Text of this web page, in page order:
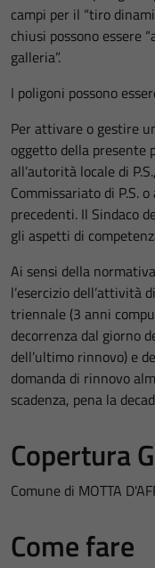
campi per il “tiro
chiusi possono essere
galleria”.
I poligoni possono
Per attivare o gestire
oggetto della presente
all’autorità locale di
Commissariato di P.S.
precedenti. Il Sindaco
gli aspetti di
Ai sensi della
l’esercizio dell’attività
triennale (3 anni
decorrenza dal giorno
dell’ultimo rinnovo) e
domanda di rinnovo
scadenza, pena la
Copertura
Comune di MOTTA
Come fare